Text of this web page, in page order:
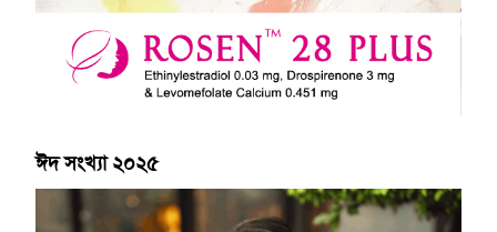
ঈদ সংখ্যা ২০২৫